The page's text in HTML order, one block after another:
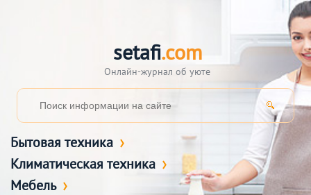
setafi.com
Онлайн-журнал об уюте
Бытовая техника
Климатическая техника
Мебель